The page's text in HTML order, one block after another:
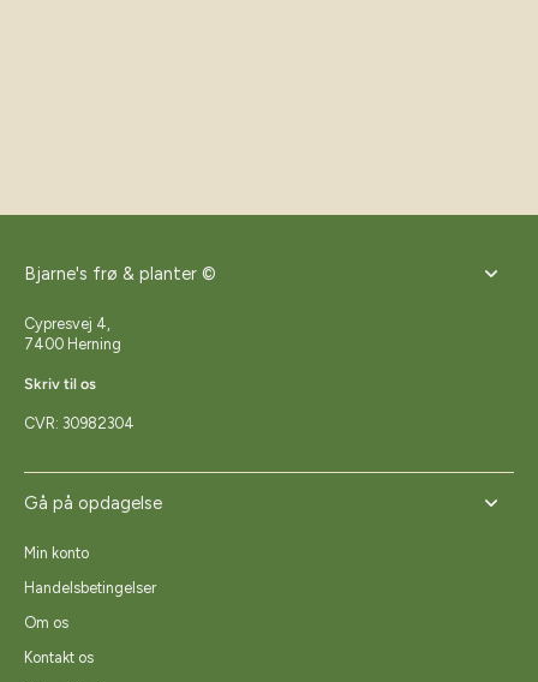
Bjarne's frø & planter ©
Cypresvej 4,
7400 Herning
Skriv til os
CVR: 30982304
Gå på opdagelse
Min konto
Handelsbetingelser
Om os
Kontakt os